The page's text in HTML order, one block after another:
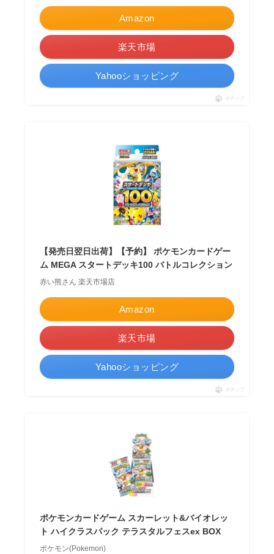
Amazon
楽天市場
Yahooショッピング
ポチップ
【発売日翌日出荷】【予約】 ポケモンカードゲー
ム MEGA スタートデッキ100 バトルコレクション
赤い熊さん 楽天市場店
Amazon
楽天市場
Yahooショッピング
ポチップ
ポケモンカードゲーム スカーレット&バイオレッ
ト ハイクラスパック テラスタルフェスex BOX
ポケモン(Pokemon)